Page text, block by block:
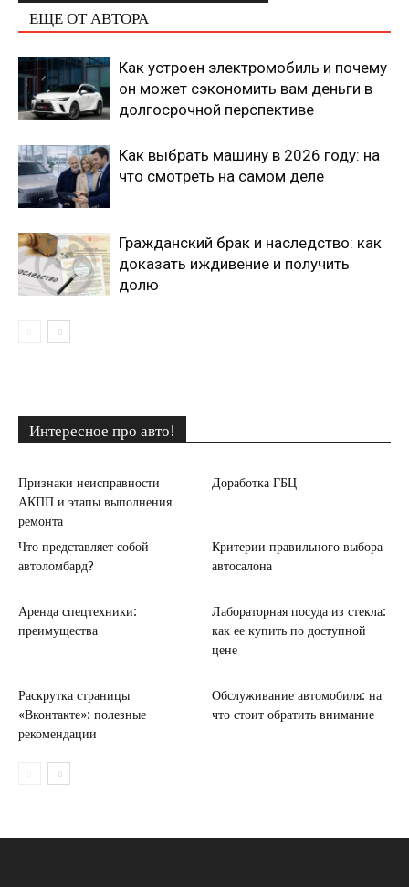
ЕЩЕ ОТ АВТОРА
Как устроен электромобиль и почему
он может сэкономить вам деньги в
долгосрочной перспективе
Как выбрать машину в 2026 году: на
что смотреть на самом деле
Гражданский брак и наследство: как
доказать иждивение и получить
долю
Интересное про авто!
Признаки неисправности
АКПП и этапы выполнения
ремонта
Доработка ГБЦ
Что представляет собой
автоломбард?
Критерии правильного выбора
автосалона
Аренда спецтехники:
преимущества
Лабораторная посуда из стекла:
как ее купить по доступной
цене
Раскрутка страницы
«Вконтакте»: полезные
рекомендации
Обслуживание автомобиля: на
что стоит обратить внимание